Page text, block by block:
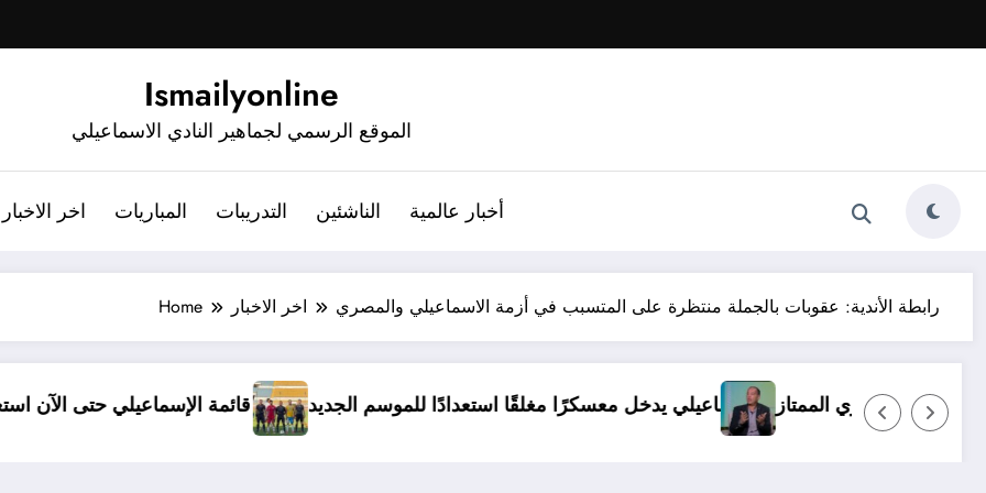
Ismailyonline
الموقع الرسمي لجماهير النادي الاسماعيلي
اخر الاخبار المباريات التدريبات الناشئين أخبار عالمية
Home اخر الاخبار رابطة الأندية: عقوبات بالجملة منتظرة على المتسبب في أزمة الاسماعيلي والمصري
قائمة الإسماعيلي الإسماعيلي يدخل معسكرًا مغلقًا استعدادًا للموسم الجديد بديل عن العودة للدوري الممتاز